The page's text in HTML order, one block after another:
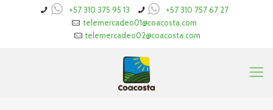
+57 310 375 95 13
+57 310 757 67 27
telemercadeo01@coacosta.com
telemercadeo02@coacosta.com